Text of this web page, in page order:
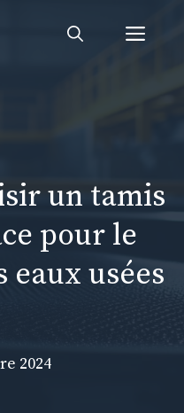
un tamis
pour le
usées
2024